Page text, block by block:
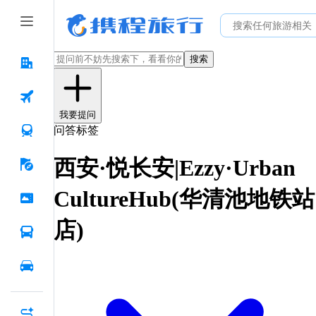
搜索
我要提问
问答标签
西安·悦长安|Ezzy·Urban
CultureHub(华清池地铁站
店)